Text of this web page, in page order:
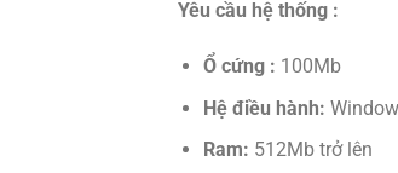
Yêu cầu hệ thống :
Ổ cứng : 100Mb
Hệ điều hành:
Ram: 512Mb trở lên